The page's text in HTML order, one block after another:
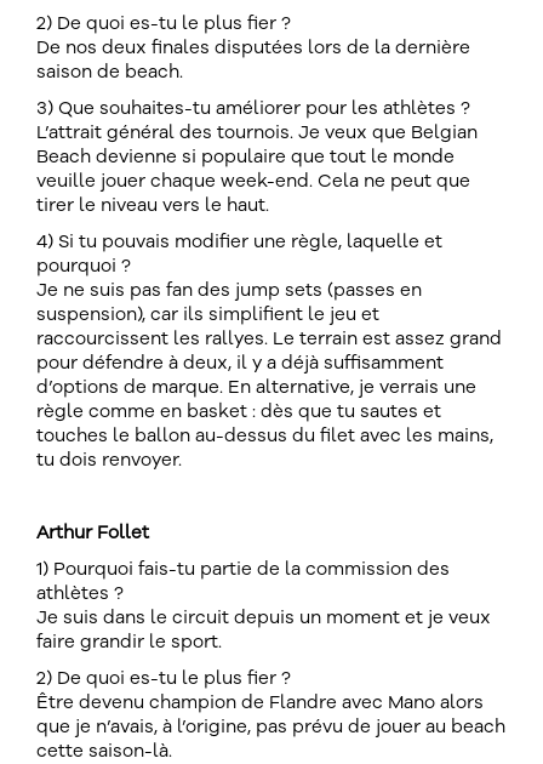
2) De quoi es-tu le plus fier ?
De nos deux finales disputées lors de la dernière
saison de beach.
3) Que souhaites-tu améliorer pour les athlètes ?
L’attrait général des tournois. Je veux que Belgian
Beach devienne si populaire que tout le monde
veuille jouer chaque week-end. Cela ne peut que
tirer le niveau vers le haut.
4) Si tu pouvais modifier une règle, laquelle et
pourquoi ?
Je ne suis pas fan des jump sets (passes en
suspension), car ils simplifient le jeu et
raccourcissent les rallyes. Le terrain est assez grand
pour défendre à deux, il y a déjà suffisamment
d’options de marque. En alternative, je verrais une
règle comme en basket : dès que tu sautes et
touches le ballon au-dessus du filet avec les mains,
tu dois renvoyer.
Arthur Follet
1) Pourquoi fais-tu partie de la commission des
athlètes ?
Je suis dans le circuit depuis un moment et je veux
faire grandir le sport.
2) De quoi es-tu le plus fier ?
Être devenu champion de Flandre avec Mano alors
que je n’avais, à l’origine, pas prévu de jouer au beach
cette saison-là.